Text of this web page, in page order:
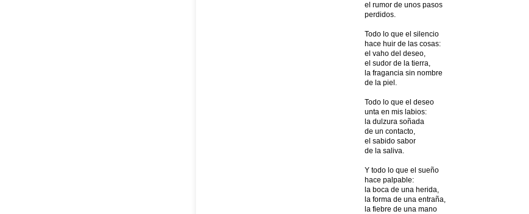
el rumor de unos pasos
perdidos.
Todo lo que el silencio
hace huir de las cosas:
el vaho del deseo,
el sudor de la tierra,
la fragancia sin nombre
de la piel.
Todo lo que el deseo
unta en mis labios:
la dulzura soñada
de un contacto,
el sabido sabor
de la saliva.
Y todo lo que el sueño
hace palpable:
la boca de una herida,
la forma de una entraña,
la fiebre de una mano